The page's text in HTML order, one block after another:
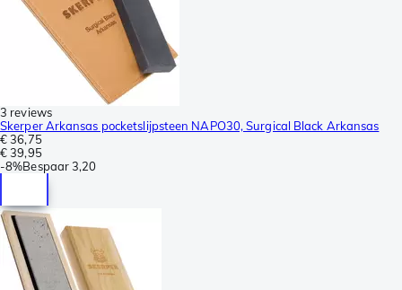
3 reviews
Skerper Arkansas pocketslijpsteen NAPO30, Surgical Black Arkansas
€ 36,75
€ 39,95
-8%Bespaar3,20